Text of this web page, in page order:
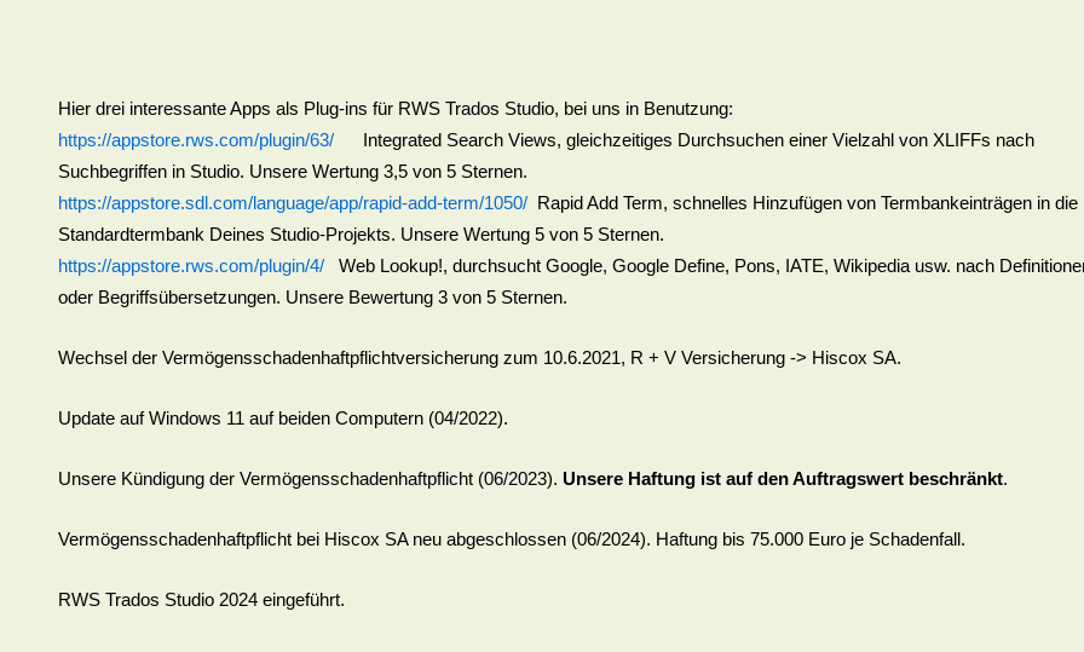
Hier drei interessante Apps als Plug-ins für RWS Trados Studio, bei uns in Benutzung:
https://appstore.rws.com/plugin/63/ Integrated Search Views, gleichzeitiges Durchsuchen einer Vielzahl von XLIFFs nach
Suchbegriffen in Studio. Unsere Wertung 3,5 von 5 Sternen.
https://appstore.sdl.com/language/app/rapid-add-term/1050/ Rapid Add Term, schnelles Hinzufügen von Termbankeinträgen in die
Standardtermbank Deines Studio-Projekts. Unsere Wertung 5 von 5 Sternen.
https://appstore.rws.com/plugin/4/ Web Lookup!, durchsucht Google, Google Define, Pons, IATE, Wikipedia usw. nach
oder Begriffsübersetzungen. Unsere Bewertung 3 von 5 Sternen.
Wechsel der Vermögensschadenhaftpflichtversicherung zum 10.6.2021, R + V Versicherung -> Hiscox SA.
Update auf Windows 11 auf beiden Computern (04/2022).
Unsere Kündigung der Vermögensschadenhaftpflicht (06/2023). Unsere Haftung ist auf den Auftragswert beschränkt.
Vermögensschadenhaftpflicht bei Hiscox SA neu abgeschlossen (06/2024). Haftung bis 75.000 Euro je Schadenfall.
RWS Trados Studio 2024 eingeführt.